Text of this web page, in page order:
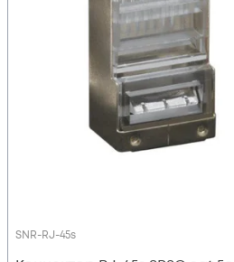
SNR-RJ-45s